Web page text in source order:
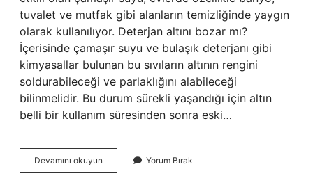
tuvalet ve mutfak gibi alanların temizliğinde yaygın
olarak kullanılıyor. Deterjan altını bozar mı?
İçerisinde çamaşır suyu ve bulaşık deterjanı gibi
kimyasallar bulunan bu sıvıların altının rengini
soldurabileceği ve parlaklığını alabileceği
bilinmelidir. Bu durum sürekli yaşandığı için altın
belli bir kullanım süresinden sonra eski…
Devamını okuyun Çamaşır
Suyu
Yorum Bırak